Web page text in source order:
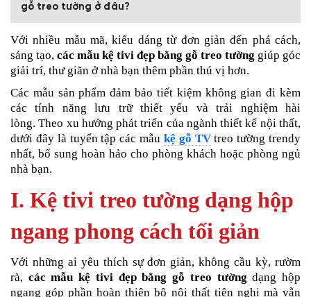
gỗ treo tường ở đâu?
Với nhiều mẫu mã, kiểu dáng từ đơn giản đến phá cách,
sáng tạo, các mẫu kệ tivi đẹp bằng gỗ treo tường giúp góc
giải trí, thư giãn ở nhà bạn thêm phần thú vị hơn.
Các mẫu sản phẩm đảm bảo tiết kiệm không gian đi kèm
các tính năng lưu trữ thiết yếu và trải nghiệm hài
lòng. Theo xu hướng phát triển của ngành thiết kế nội thất,
dưới đây là tuyển tập các mẫu kệ gỗ TVtreo tường trendy
nhất, bổ sung hoàn hảo cho phòng khách hoặc phòng ngủ
nhà bạn.
I. Kệ tivi treo tường dạng hộp
ngang phong cách tối giản
Với những ai yêu thích sự đơn giản, không cầu kỳ, rườm
rà, các mẫu kệ tivi đẹp bằng gỗ treo tường dạng hộp
ngang góp phần hoàn thiện bộ nội thất tiện nghi mà vẫn